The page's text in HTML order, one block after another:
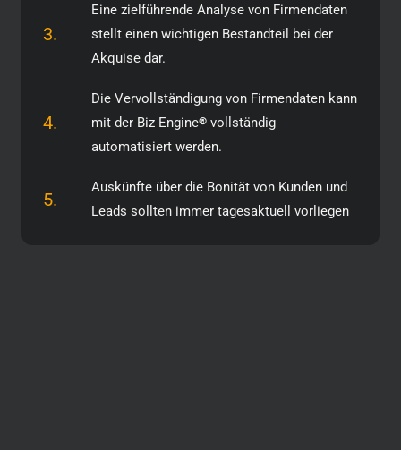
3.
Eine zielführende Analyse von Firmendaten
stellt einen wichtigen Bestandteil bei der
Akquise dar.
4.
Die Vervollständigung von Firmendaten kann
mit der Biz Engine®vollständig
automatisiert werden.
5.
Auskünfte über die Bonität von Kunden und
Leads sollten immer tagesaktuell vorliegen